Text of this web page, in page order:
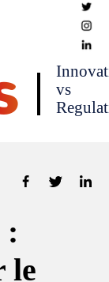
vs
:
le